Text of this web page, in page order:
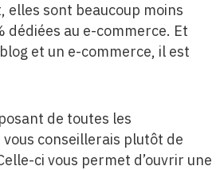
sont beaucoup moins
dédiées au e-commerce. Et
et un e-commerce, il est
de toutes les
conseillerais plutôt de
ci vous permet d’ouvrir une